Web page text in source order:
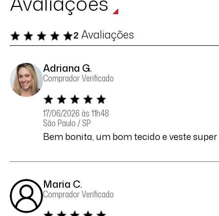
2 Avaliações
Adriana G.
Comprador Verificado
17/06/2026 às 11h48
São Paulo / SP
Bem bonita, um bom tecido e veste super
Maria C.
Comprador Verificado